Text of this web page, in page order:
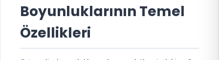
Boyunluklarının Temel
Özellikleri